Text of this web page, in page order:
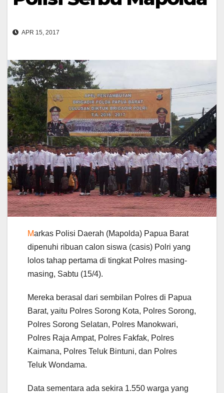
APR 15, 2017
Markas Polisi Daerah (Mapolda) Papua Barat
dipenuhi ribuan calon siswa (casis) Polri yang
lolos tahap pertama di tingkat Polres masing-
masing, Sabtu (15/4).
Mereka berasal dari sembilan Polres di Papua
Barat, yaitu Polres Sorong Kota, Polres Sorong,
Polres Sorong Selatan, Polres Manokwari,
Polres Raja Ampat, Polres Fakfak, Polres
Kaimana, Polres Teluk Bintuni, dan Polres
Teluk Wondama.
Data sementara ada sekira 1.550 warga yang